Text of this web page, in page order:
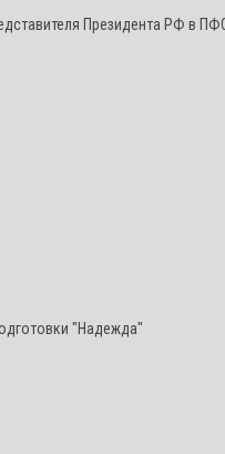
Президента РФ в
"Надежда"